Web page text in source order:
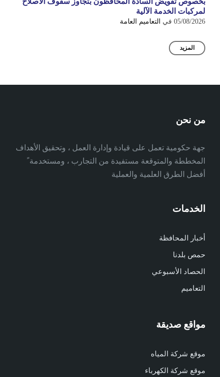
لمركبات الخدمة الآلية
05/08/2026 في التعاميم العامة
المزيد
من نحن
جهة حكومية تعمل على قيادة وإدارة العمل ، وتحقيق الأهداف
المخططة والمتوقعة مستفيدة من التجارب ، ومستخدمة ً
أفضل الطرق العلمية والعملية
الخدمات
أخبار المحافظة
حمص بلدنا
الحصاد الأسبوعي
التعاميم
مواقع صديقة
موقع شركة المياه
موقع شركة الكهرباء